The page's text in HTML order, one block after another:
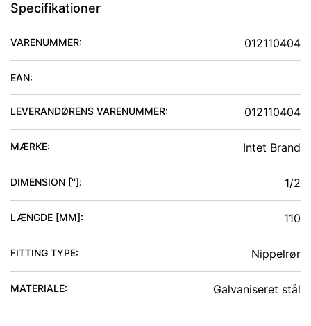
Specifikationer
VARENUMMER: 012110404
EAN:
LEVERANDØRENS VARENUMMER: 012110404
MÆRKE: Intet Brand
DIMENSION ['']: 1/2
LÆNGDE [MM]: 110
FITTING TYPE: Nippelrør
MATERIALE: Galvaniseret stål